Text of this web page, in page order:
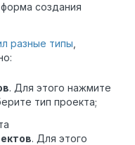
создания
разные типы,
. Для этого нажмите
тип проекта;
. Для этого